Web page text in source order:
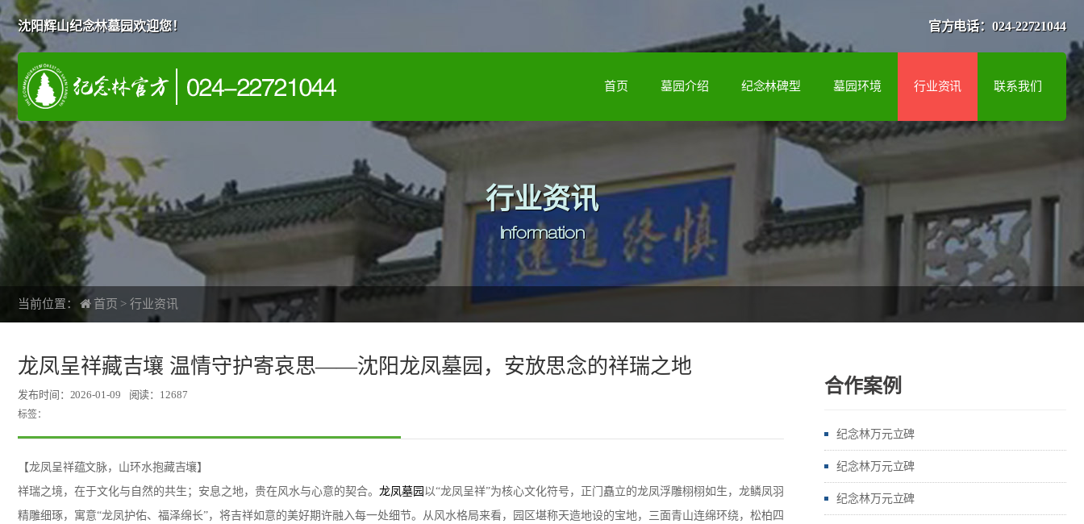
沈阳辉山纪念林墓园欢迎您！ 官方电话：024-22721044
首页 墓园介绍 纪念林碑型 墓园环境 行业资讯 联系我们
行业资讯
Information
当前位置： 首页 >行业资讯
龙凤呈祥藏吉壤 温情守护寄哀思——沈阳龙凤墓园，安放思念的祥瑞之地
发布时间：2026-01-09 阅读：12687
标签：
【龙凤呈祥蕴文脉，山环水抱藏吉壤】
祥瑞之境，在于文化与自然的共生；安息之地，贵在风水与心意的契合。龙凤墓园 以“龙凤呈祥”为核心文化符号，正门矗立的龙凤浮雕栩栩如生，龙鳞凤羽
精雕细琢，寓意“龙凤护佑、福泽绵长”，将吉祥如意的美好期许融入每一处细节。从风水格局来看，园区堪称天造地设的宝地，三面青山连绵环绕，松柏四
合作案例
纪念林万元立碑
纪念林万元立碑
纪念林万元立碑